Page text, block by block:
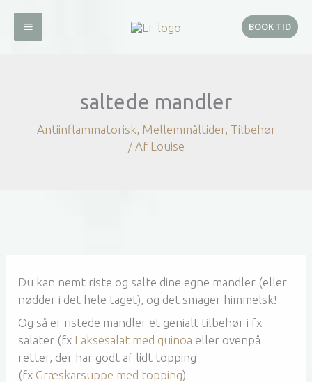
indholdet
BOOK TID
saltede mandler
Antiinflammatorisk, Mellemmåltider, Tilbehør
/ Af Louise
Du kan nemt riste og salte dine egne mandler (eller
nødder i det hele taget), og det smager himmelsk!
Og så er ristede mandler et genialt tilbehør i fx
salater (fx Laksesalat med quinoa eller ovenpå
retter, der har godt af lidt topping
(fx Græskarsuppe med topping)